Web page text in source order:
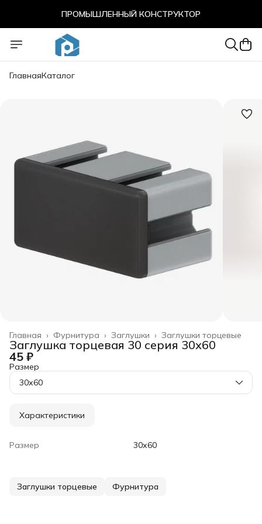
ПРОМЫШЛЕННЫЙ КОНСТРУКТОР
ПРОМЫШЛЕННЫЙ КОНСТРУКТОР
ГлавнаяКаталог
Заглушки торцевые
Заглушки ›
Фурнитура ›
Главная ›
Заглушка торцевая 30 серия 30х60
45 ₽
Размер
30х60
Характеристики
Размер 30х60
Заглушки торцевые Фурнитура